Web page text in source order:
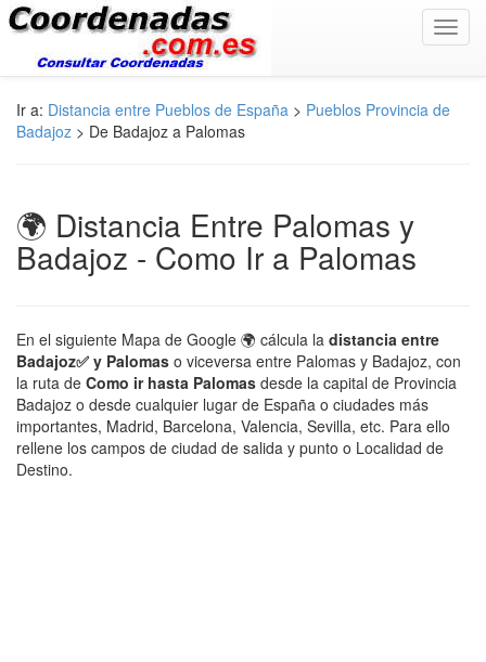
Ir a: Distancia entre Pueblos de España > Pueblos Provincia de
Badajoz > De Badajoz a Palomas
🌍 Distancia Entre Palomas y
Badajoz - Como Ir a Palomas
En el siguiente Mapa de Google 🌍 cálcula la distancia entre
Badajoz✅ y Palomas o viceversa entre Palomas y Badajoz, con
la ruta de Como ir hasta Palomas desde la capital de Provincia
Badajoz o desde cualquier lugar de España o ciudades más
importantes, Madrid, Barcelona, Valencia, Sevilla, etc. Para ello
rellene los campos de ciudad de salida y punto o Localidad de
Destino.